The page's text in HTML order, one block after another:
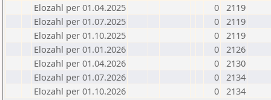
Elozahl per 01.04.2025
0 2119
Elozahl per 01.07.2025
0 2119
Elozahl per 01.10.2025
0 2119
Elozahl per 01.01.2026
0 2126
Elozahl per 01.04.2026
0 2130
Elozahl per 01.07.2026
0 2134
Elozahl per 01.10.2026
0 2134